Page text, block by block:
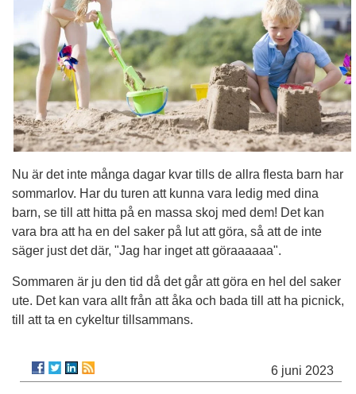
Nu är det inte många dagar kvar tills de allra flesta barn har
sommarlov. Har du turen att kunna vara ledig med dina
barn, se till att hitta på en massa skoj med dem! Det kan
vara bra att ha en del saker på lut att göra, så att de inte
säger just det där, "Jag har inget att göraaaaaa".
Sommaren är ju den tid då det går att göra en hel del saker
ute. Det kan vara allt från att åka och bada till att ha picnick,
till att ta en cykeltur tillsammans.
6 juni 2023